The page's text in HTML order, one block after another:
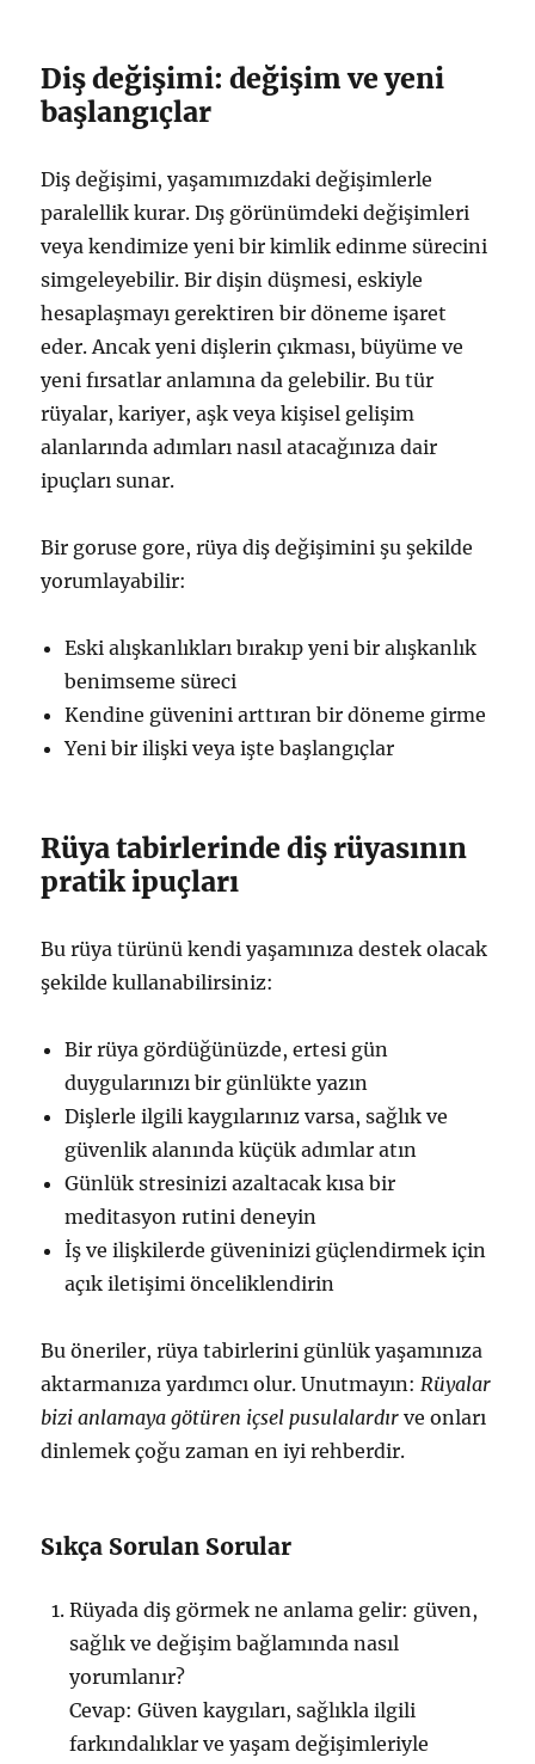
Diş değişimi: değişim ve yeni
başlangıçlar
Diş değişimi, yaşamımızdaki değişimlerle
paralellik kurar. Dış görünümdeki değişimleri
veya kendimize yeni bir kimlik edinme sürecini
simgeleyebilir. Bir dişin düşmesi, eskiyle
hesaplaşmayı gerektiren bir döneme işaret
eder. Ancak yeni dişlerin çıkması, büyüme ve
yeni fırsatlar anlamına da gelebilir. Bu tür
rüyalar, kariyer, aşk veya kişisel gelişim
alanlarında adımları nasıl atacağınıza dair
ipuçları sunar.
Bir goruse gore, rüya diş değişimini şu şekilde
yorumlayabilir:
Eski alışkanlıkları bırakıp yeni bir alışkanlık
benimseme süreci
Kendine güvenini arttıran bir döneme girme
Yeni bir ilişki veya işte başlangıçlar
Rüya tabirlerinde diş rüyasının
pratik ipuçları
Bu rüya türünü kendi yaşamınıza destek olacak
şekilde kullanabilirsiniz:
Bir rüya gördüğünüzde, ertesi gün
duygularınızı bir günlükte yazın
Dişlerle ilgili kaygılarınız varsa, sağlık ve
güvenlik alanında küçük adımlar atın
Günlük stresinizi azaltacak kısa bir
meditasyon rutini deneyin
İş ve ilişkilerde güveninizi güçlendirmek için
açık iletişimi önceliklendirin
Bu öneriler, rüya tabirlerini günlük yaşamınıza
aktarmanıza yardımcı olur. Unutmayın:Rüyalar
bizi anlamaya götüren içsel pusulalardır ve onları
dinlemek çoğu zaman en iyi rehberdir.
Sıkça Sorulan Sorular
Rüyada diş görmek ne anlama gelir: güven,
sağlık ve değişim bağlamında nasıl
yorumlanır?
Cevap: Güven kaygıları, sağlıkla ilgili
farkındalıklar ve yaşam değişimleriyle